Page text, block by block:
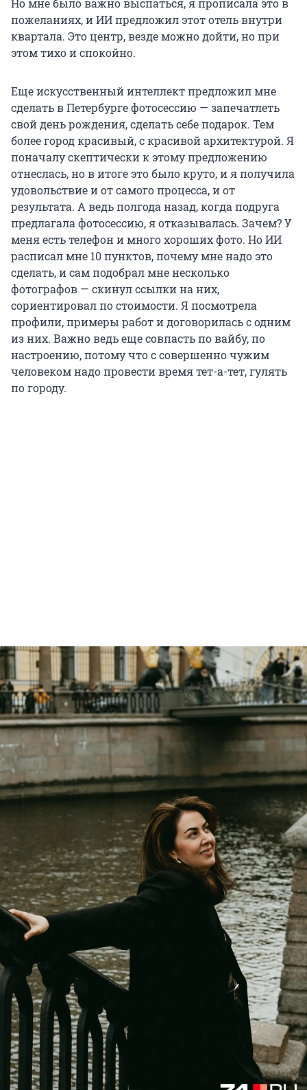
Но мне было важно выспаться, я прописала это в
пожеланиях, и ИИ предложил этот отель внутри
квартала. Это центр, везде можно дойти, но при
этом тихо и спокойно.
Еще искусственный интеллект предложил мне
сделать в Петербурге фотосессию — запечатлеть
свой день рождения, сделать себе подарок. Тем
более город красивый, с красивой архитектурой. Я
поначалу скептически к этому предложению
отнеслась, но в итоге это было круто, и я получила
удовольствие и от самого процесса, и от
результата. А ведь полгода назад, когда подруга
предлагала фотосессию, я отказывалась. Зачем? У
меня есть телефон и много хороших фото. Но ИИ
расписал мне 10 пунктов, почему мне надо это
сделать, и сам подобрал мне несколько
фотографов — скинул ссылки на них,
сориентировал по стоимости. Я посмотрела
профили, примеры работ и договорилась с одним
из них. Важно ведь еще совпасть по вайбу, по
настроению, потому что с совершенно чужим
человеком надо провести время тет-а-тет, гулять
по городу.